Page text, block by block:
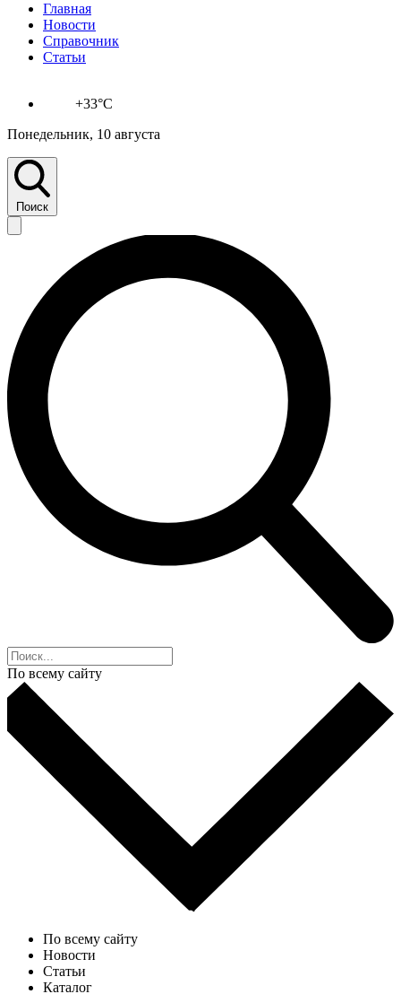
Главная
Новости
Справочник
Статьи
+33°C
Понедельник, 10 августа
Поиск
По всему сайту
По всему сайту
Новости
Статьи
Каталог